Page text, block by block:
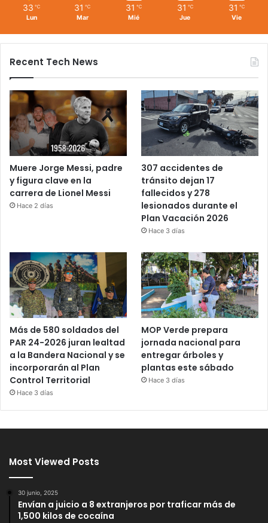
33 ℃
Lun
31 ℃
Mar
31 ℃
Mié
31 ℃
Jue
31 ℃
Vie
Recent Tech News
Muere Jorge Messi, padre
y figura clave en la
carrera de Lionel Messi
Hace 2 días
307 accidentes de
tránsito dejan 17
fallecidos y 278
lesionados durante el
Plan Vacación 2026
Hace 3 días
Más de 580 soldados del
PAR 24-2026 juran lealtad
a la Bandera Nacional y se
incorporarán al Plan
Control Territorial
Hace 3 días
MOP Verde prepara
jornada nacional para
entregar árboles y
plantas este sábado
Hace 3 días
Most Viewed Posts
30 junio, 2025
Envían a juicio a 8 extranjeros por traficar más de
1,500 kilos de cocaína